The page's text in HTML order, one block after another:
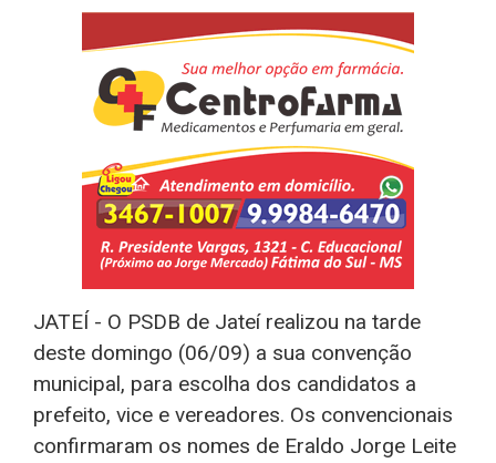
JATEÍ - O PSDB de Jateí realizou na tarde
deste domingo (06/09) a sua convenção
municipal, para escolha dos candidatos a
prefeito, vice e vereadores. Os convencionais
confirmaram os nomes de Eraldo Jorge Leite